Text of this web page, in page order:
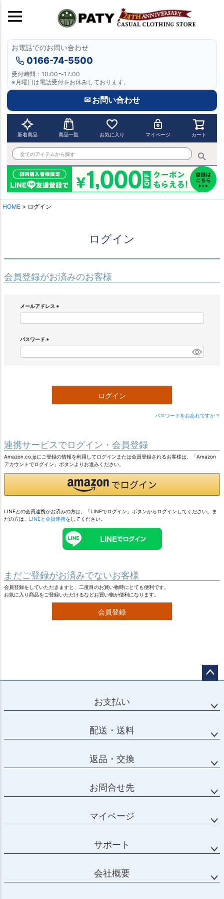
お電話でのお問い合わせ
0166-74-5500
受付時間：10:00〜17:00
※月曜日は電話受付をお休みしております。
✉ お問い合わせ
新着商品 商品一覧 お気に入り マイページ カート
HOME ログイン
ログイン
会員登録がお済みのお客様
メールアドレス
必
パスワード
必
ログイン
パスワードをお忘れですか？
連携サービスでログイン・会員登録
Amazon.co.jpにご登録の情報を利用してログインまたは会員登録されるお客様は、「Amazon
アカウントでログイン」ボタンよりお進みください。
LINEとの会員連携がお済みの方は、「LINEでログイン」ボタンからログインしてください。ま
だの方は、 LINEと会員連携をしてください。
まだご登録がお済みでないお客様
会員登録をしていただきますと、二度目のお買い物時にとても便利です。
お気に入り商品をご登録いただけるなどお買い物が便利になります。
会員登録
お支払い
配送・送料
返品・交換
お問合せ先
マイページ
サポート
会社概要